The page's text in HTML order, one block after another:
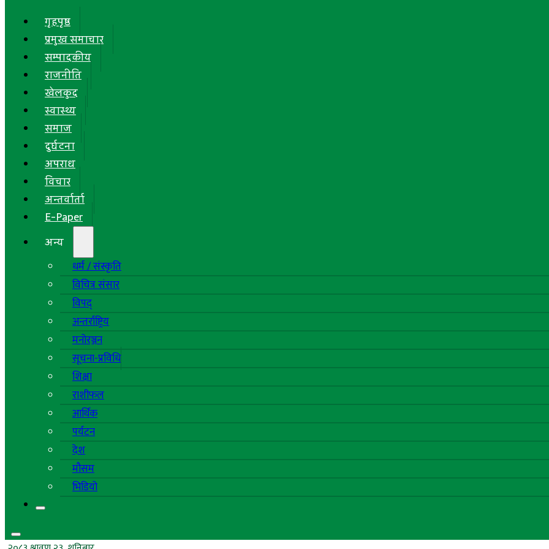
गृहपृष्ठ
प्रमुख समाचार
सम्पादकीय
राजनीति
खेलकुद
स्वास्थ्य
समाज
दुर्घटना
अपराध
विचार
अन्तर्वार्ता
E-Paper
अन्य
धर्म / संस्कृति
विचित्र संसार
विपद्
अन्तर्राष्ट्रिय
मनोरञ्जन
सूचना-प्रविधि
शिक्षा
राशीफल
आर्थिक
पर्यटन
देश
मौसम
भिडियो